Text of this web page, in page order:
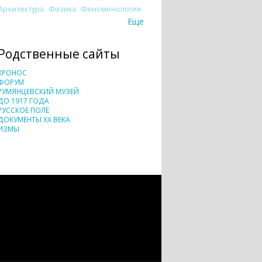
Физика Феноменология
Еще
сайты
МУЗЕЙ
1917 ГОДА
ПОЛЕ
XX ВЕКА